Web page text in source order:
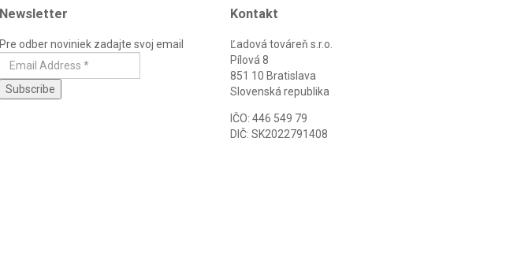
Newsletter
Pre odber noviniek zadajte svoj email
Kontakt
Ľadová továreň s.r.o.
Pílová 8
851 10 Bratislava
Slovenská republika
IČO: 446 549 79
DIČ: SK2022791408